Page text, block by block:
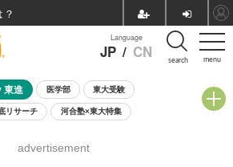
menu
Language
JP / CN search
東進 医学部 東大受験
リサーチ 河合塾×東大特集
8月開催学校説明会・相談会
advertisement